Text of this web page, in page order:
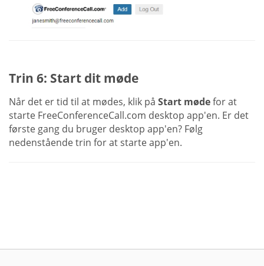
Trin 6: Start dit møde
Når det er tid til at mødes, klik på Start mødefor at
starte FreeConferenceCall.com desktop app'en. Er det
første gang du bruger desktop app'en? Følg
nedenstående trin for at starte app'en.